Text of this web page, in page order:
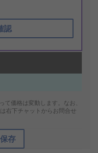
認
価格は変動します。なお、
右下チャットからお問合せ
存